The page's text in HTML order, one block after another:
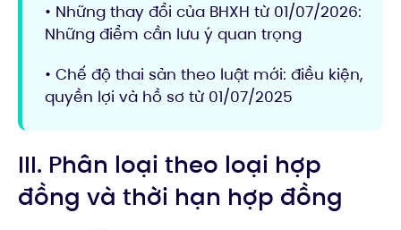
• Những thay đổi của BHXH từ 01/07/2026:
Những điểm cần lưu ý quan trọng
• Chế độ thai sản theo luật mới: điều kiện,
quyền lợi và hồ sơ từ 01/07/2025
III. Phân loại theo loại hợp
đồng và thời hạn hợp đồng